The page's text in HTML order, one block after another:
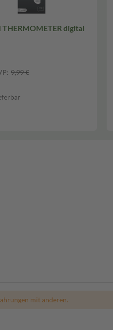
THERMOMETER digital
9,99 €
mit anderen.